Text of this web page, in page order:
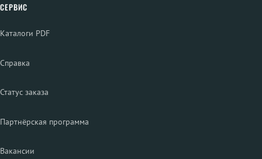
СЕРВИС
Каталоги PDF
Справка
Статус заказа
Партнёрская программа
Вакансии